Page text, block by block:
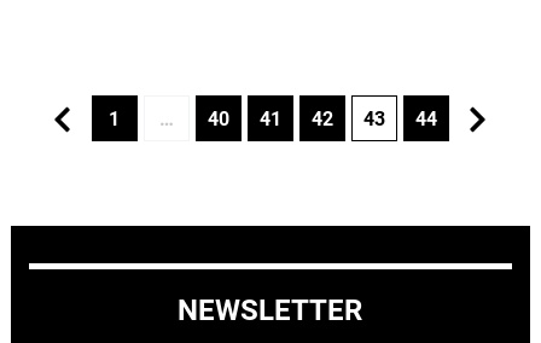
1 … 40 41 42 43 44
NEWSLETTER